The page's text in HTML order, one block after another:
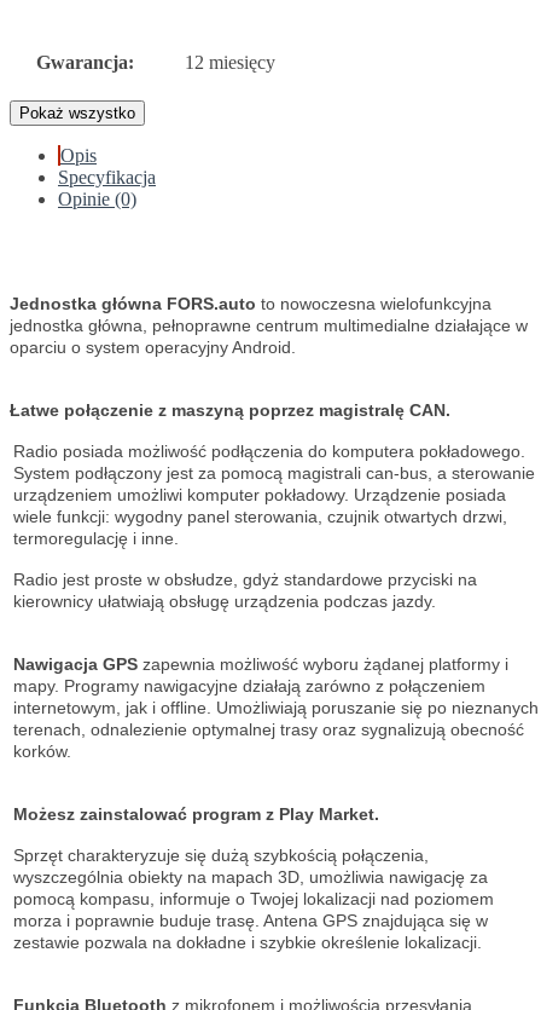
Gwarancja: 12 miesięcy
Pokaż wszystko
Opis
Specyfikacja
Opinie (0)
Jednostka główna FORS.auto to nowoczesna wielofunkcyjna
jednostka główna, pełnoprawne centrum multimedialne działające w
oparciu o system operacyjny Android.
Łatwe połączenie z maszyną poprzez magistralę CAN.
Radio posiada możliwość podłączenia do komputera pokładowego.
System podłączony jest za pomocą magistrali can-bus, a sterowanie
urządzeniem umożliwi komputer pokładowy. Urządzenie posiada
wiele funkcji: wygodny panel sterowania, czujnik otwartych drzwi,
termoregulację i inne.
Radio jest proste w obsłudze, gdyż standardowe przyciski na
kierownicy ułatwiają obsługę urządzenia podczas jazdy.
Nawigacja GPS zapewnia możliwość wyboru żądanej platformy i
mapy. Programy nawigacyjne działają zarówno z połączeniem
internetowym, jak i offline. Umożliwiają poruszanie się po nieznanych
terenach, odnalezienie optymalnej trasy oraz sygnalizują obecność
korków.
Możesz zainstalować program z Play Market.
Sprzęt charakteryzuje się dużą szybkością połączenia,
wyszczególnia obiekty na mapach 3D, umożliwia nawigację za
pomocą kompasu, informuje o Twojej lokalizacji nad poziomem
morza i poprawnie buduje trasę. Antena GPS znajdująca się w
zestawie pozwala na dokładne i szybkie określenie lokalizacji.
Funkcja Bluetooth z mikrofonem i możliwością przesyłania